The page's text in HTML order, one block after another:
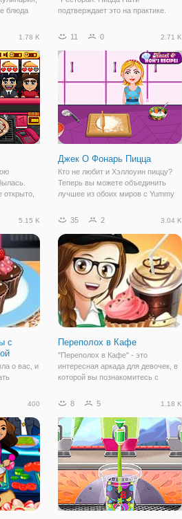
блюда
или
подтверждает это на практике.
поток посетителей, которые
заведение за аппетитным
угощением? И в этой игре
1.78 K
открыто,
по
-
11 0 2.71 K
Джек O Фонарь Пицца
Кто не любит и Хэллоуин пиццу?
Теперь вы можете объединить
лучшее из обоих миров с Yummy
приготовить это праздничное
ваши мама или папа и опробовать
рецепт в
5.15 K
с
о вас, и
она
любят
35 2 3.04 K
Переполох в Кафе
"Переполох в Кафе" - это
интересная аркада для девочек, в
которой вы познакомитесь с
устроилась в новую кофейню
сделать ее трудовые будни
веселее и проще. В
400 8 5 1.18 K